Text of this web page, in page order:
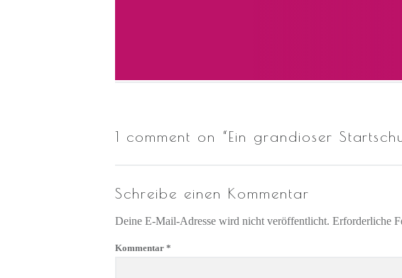
1 comment on “Ein grandioser
Schreibe einen Kommentar
Deine E-Mail-Adresse wird nicht veröffentlicht. Erforderliche
Kommentar *